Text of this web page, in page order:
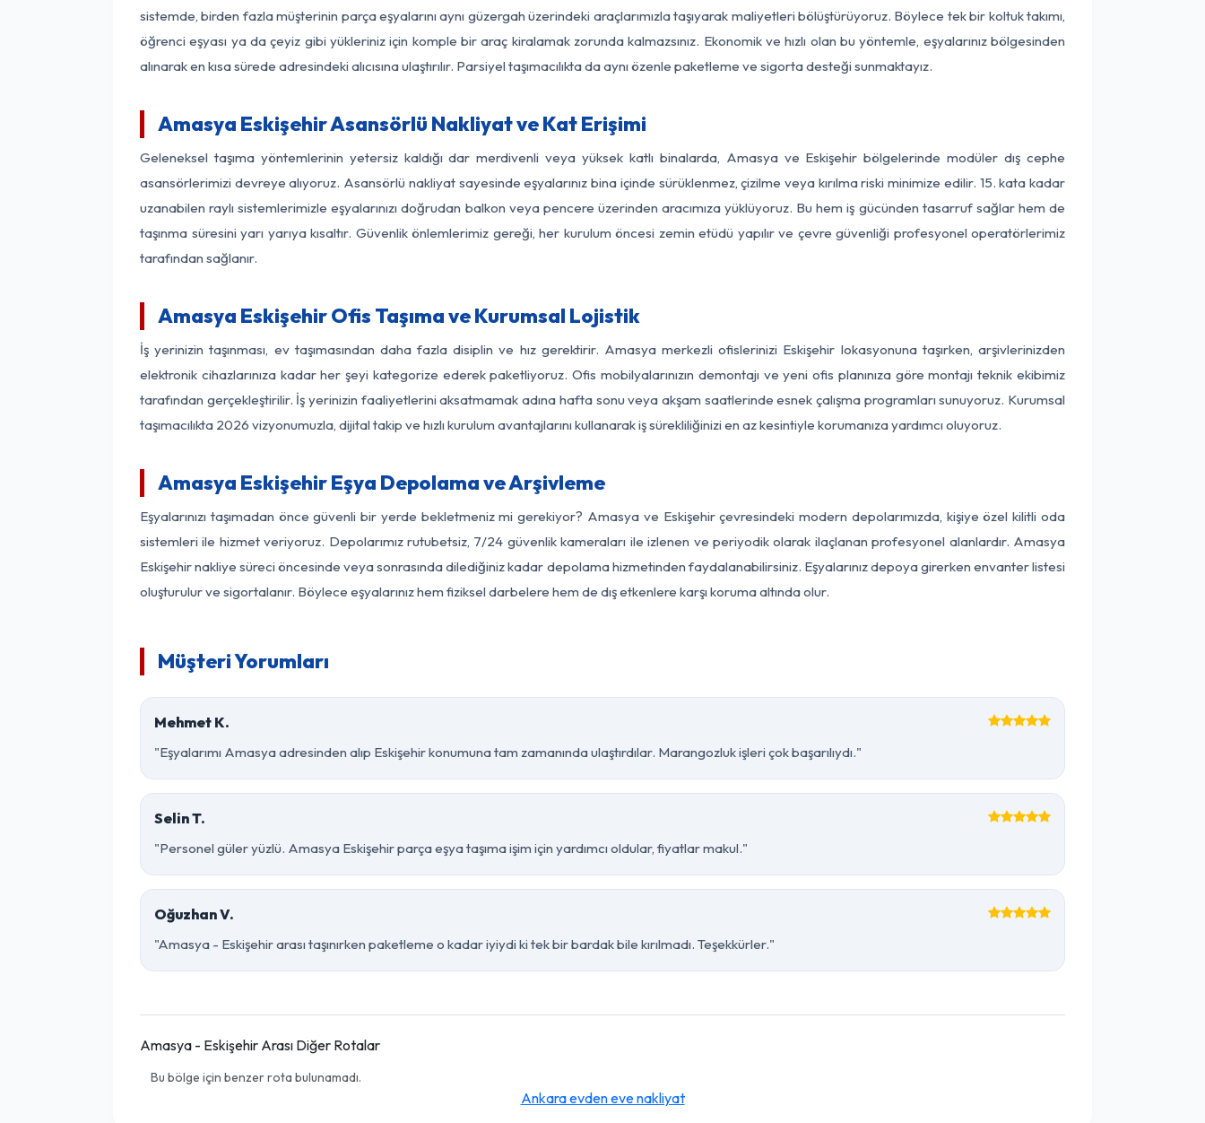
sistemde, birden fazla müşterinin parça eşyalarını aynı güzergah üzerindeki araçlarımızla taşıyarak maliyetleri bölüştürüyoruz. Böylece tek bir koltuk takımı,
öğrenci eşyası ya da çeyiz gibi yükleriniz için komple bir araç kiralamak zorunda kalmazsınız. Ekonomik ve hızlı olan bu yöntemle, eşyalarınız bölgesinden
alınarak en kısa sürede adresindeki alıcısına ulaştırılır. Parsiyel taşımacılıkta da aynı özenle paketleme ve sigorta desteği sunmaktayız.
Amasya Eskişehir Asansörlü Nakliyat ve Kat Erişimi
Geleneksel taşıma yöntemlerinin yetersiz kaldığı dar merdivenli veya yüksek katlı binalarda, Amasya ve Eskişehir bölgelerinde modüler dış cephe
asansörlerimizi devreye alıyoruz. Asansörlü nakliyat sayesinde eşyalarınız bina içinde sürüklenmez, çizilme veya kırılma riski minimize edilir. 15. kata kadar
uzanabilen raylı sistemlerimizle eşyalarınızı doğrudan balkon veya pencere üzerinden aracımıza yüklüyoruz. Bu hem iş gücünden tasarruf sağlar hem de
taşınma süresini yarı yarıya kısaltır. Güvenlik önlemlerimiz gereği, her kurulum öncesi zemin etüdü yapılır ve çevre güvenliği profesyonel operatörlerimiz
tarafından sağlanır.
Amasya Eskişehir Ofis Taşıma ve Kurumsal Lojistik
İş yerinizin taşınması, ev taşımasından daha fazla disiplin ve hız gerektirir. Amasya merkezli ofislerinizi Eskişehir lokasyonuna taşırken, arşivlerinizden
elektronik cihazlarınıza kadar her şeyi kategorize ederek paketliyoruz. Ofis mobilyalarınızın demontajı ve yeni ofis planınıza göre montajı teknik ekibimiz
tarafından gerçekleştirilir. İş yerinizin faaliyetlerini aksatmamak adına hafta sonu veya akşam saatlerinde esnek çalışma programları sunuyoruz. Kurumsal
taşımacılıkta 2026 vizyonumuzla, dijital takip ve hızlı kurulum avantajlarını kullanarak iş sürekliliğinizi en az kesintiyle korumanıza yardımcı oluyoruz.
Amasya Eskişehir Eşya Depolama ve Arşivleme
Eşyalarınızı taşımadan önce güvenli bir yerde bekletmeniz mi gerekiyor? Amasya ve Eskişehir çevresindeki modern depolarımızda, kişiye özel kilitli oda
sistemleri ile hizmet veriyoruz. Depolarımız rutubetsiz, 7/24 güvenlik kameraları ile izlenen ve periyodik olarak ilaçlanan profesyonel alanlardır. Amasya
Eskişehir nakliye süreci öncesinde veya sonrasında dilediğiniz kadar depolama hizmetinden faydalanabilirsiniz. Eşyalarınız depoya girerken envanter listesi
oluşturulur ve sigortalanır. Böylece eşyalarınız hem fiziksel darbelere hem de dış etkenlere karşı koruma altında olur.
Müşteri Yorumları
Mehmet K.
"Eşyalarımı Amasya adresinden alıp Eskişehir konumuna tam zamanında ulaştırdılar. Marangozluk işleri çok başarılıydı."
Selin T.
"Personel güler yüzlü. Amasya Eskişehir parça eşya taşıma işim için yardımcı oldular, fiyatlar makul."
Oğuzhan V.
"Amasya - Eskişehir arası taşınırken paketleme o kadar iyiydi ki tek bir bardak bile kırılmadı. Teşekkürler."
Amasya - Eskişehir Arası Diğer Rotalar
Bu bölge için benzer rota bulunamadı.
Ankara evden eve nakliyat